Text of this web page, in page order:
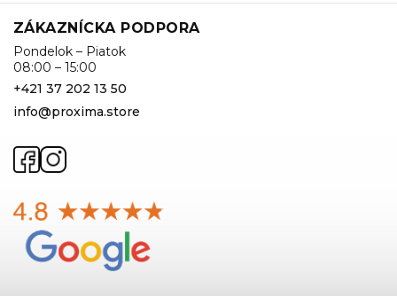
ZÁKAZNÍCKA PODPORA
Pondelok – Piatok
08:00 – 15:00
+421 37 202 13 50
info@proxima.store